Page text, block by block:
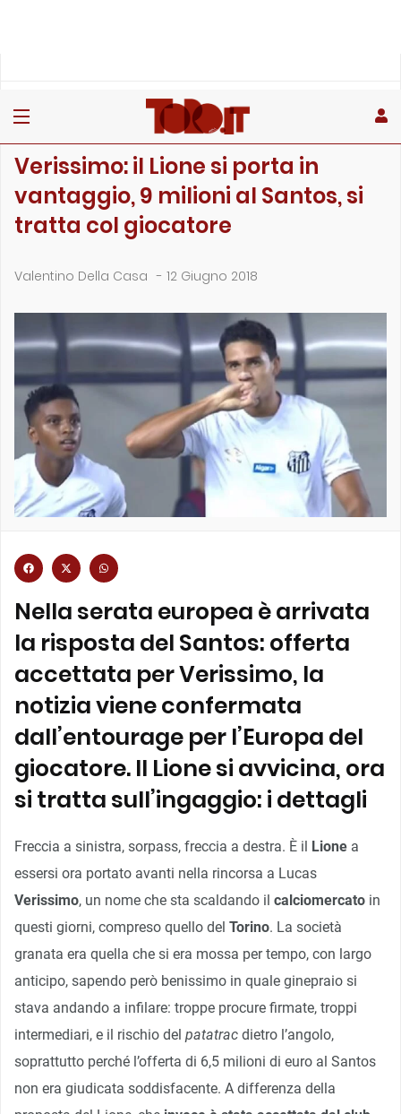
Verissimo: il Lione si porta in
vantaggio, 9 milioni al Santos, si
tratta col giocatore
Valentino Della Casa - 12 Giugno 2018
Nella serata europea è arrivata
la risposta del Santos: offerta
accettata per Verissimo, la
notizia viene confermata
dall’entourage per l’Europa del
giocatore. Il Lione si avvicina, ora
si tratta sull’ingaggio: i dettagli
Freccia a sinistra, sorpass, freccia a destra. È il Lione a
essersi ora portato avanti nella rincorsa a Lucas
Verissimo, un nome che sta scaldando il calciomercato in
questi giorni, compreso quello del Torino. La società
granata era quella che si era mossa per tempo, con largo
anticipo, sapendo però benissimo in quale ginepraio si
stava andando a infilare: troppe procure firmate, troppi
intermediari, e il rischio del patatrac dietro l’angolo,
soprattutto perché l’offerta di 6,5 milioni di euro al Santos
non era giudicata soddisfacente. A differenza della